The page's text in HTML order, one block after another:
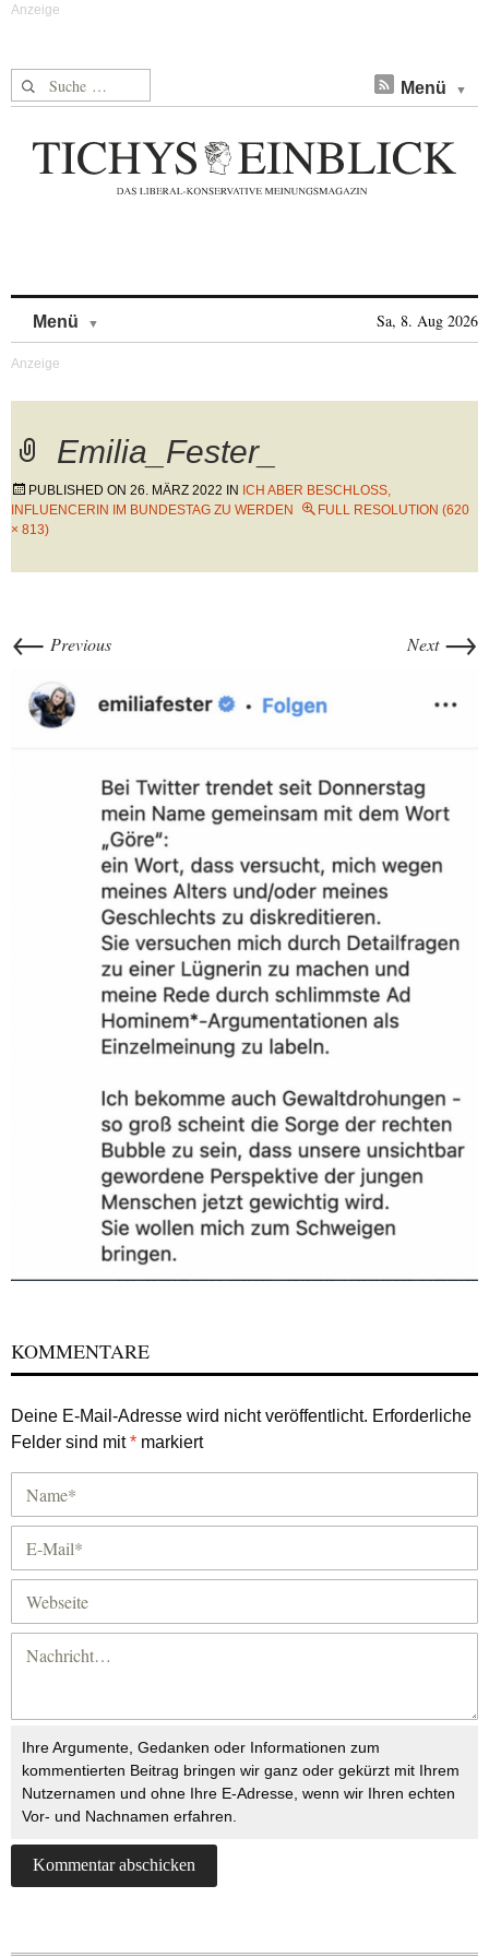
Suche nach: Menü
Menü Sa, 8. Aug 2026
Emilia_Fester_
PUBLISHED ON 26. MÄRZ 2022 IN ICH ABER BESCHLOSS,
INFLUENCERIN IM BUNDESTAG ZU WERDEN
FULL RESOLUTION (620
× 813)
← Previous Next →
KOMMENTARE
Deine E-Mail-Adresse wird nicht veröffentlicht. Erforderliche
Felder sind mit* markiert
Ihre Argumente, Gedanken oder Informationen zum
kommentierten Beitrag bringen wir ganz oder gekürzt mit Ihrem
Nutzernamen und ohne Ihre E-Adresse, wenn wir Ihren echten
Vor- und Nachnamen erfahren.